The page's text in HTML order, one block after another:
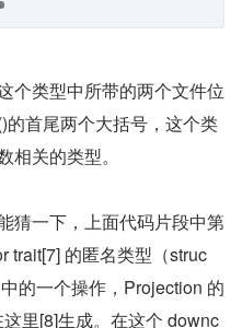
个类型中所带的两个文件位
首尾两个大括号，这个类
关的类型。
猜一下，上面代码片段中第
trait[7] 的匿名类型（struc
的一个操作，Projection 的
里[8]生成。在这个 downc